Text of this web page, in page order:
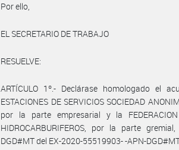
Por ello,
EL SECRETARIO DE TRABAJO
RESUELVE:
ARTÍCULO 1º.- Declárase homologado el
ESTACIONES DE SERVICIOS SOCIEDAD
por la parte empresarial y la FEDERACION
HIDROCARBURIFEROS, por la parte
DGD#MT del EX-2020-55519903- -APN-